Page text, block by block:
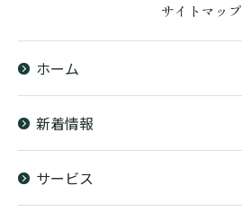
サイトマップ
ホーム
新着情報
サービス